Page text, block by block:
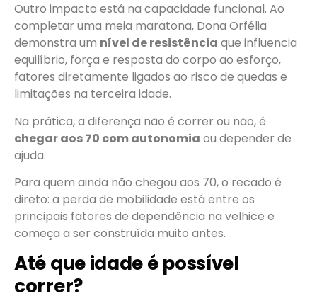
Outro impacto está na capacidade funcional. Ao
completar uma meia maratona, Dona Orfélia
demonstra um nível de resistência que influencia
equilíbrio, força e resposta do corpo ao esforço,
fatores diretamente ligados ao risco de quedas e
limitações na terceira idade.
Na prática, a diferença não é correr ou não, é
chegar aos 70 com autonomia ou depender de
ajuda.
Para quem ainda não chegou aos 70, o recado é
direto: a perda de mobilidade está entre os
principais fatores de dependência na velhice e
começa a ser construída muito antes.
Até que idade é possível
correr?